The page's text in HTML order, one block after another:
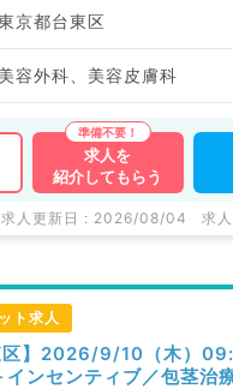
京都台東区
美容外科、美容皮膚科
求人を
紹介してもらう
求人更新日 : 2026/08/04 求
ト求人
区】2026/9/10（木）
ンセンティブ／包茎治